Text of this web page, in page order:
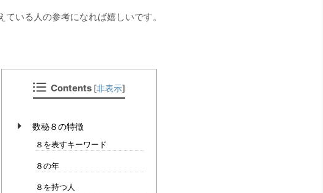
いる人の参考になれば嬉しいです。
Contents [非表示]
数秘８の特徴
８を表すキーワード
８の年
８を持つ人